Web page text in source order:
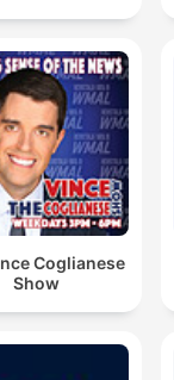
Coglianese
Show